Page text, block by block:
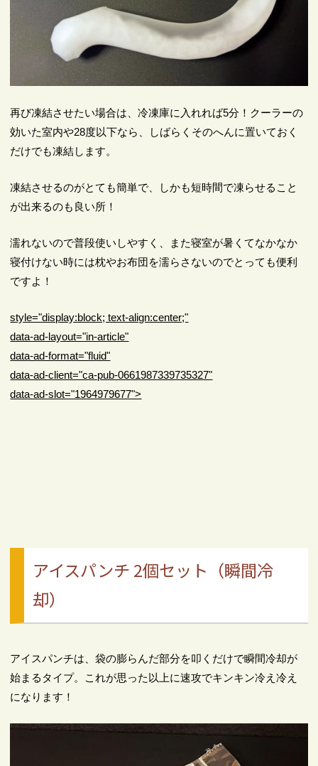
再び凍結させたい場合は、冷凍庫に入れれば5分！クーラーの
効いた室内や28度以下なら、しばらくそのへんに置いておく
だけでも凍結します。
凍結させるのがとても簡単で、しかも短時間で凍らせること
が出来るのも良い所！
濡れないので普段使いしやすく、また寝室が暑くてなかなか
寝付けない時には枕やお布団を濡らさないのでとっても便利
ですよ！
style="display:block; text-align:center;"
data-ad-layout="in-article"
data-ad-format="fluid"
data-ad-client="ca-pub-0661987339735327"
data-ad-slot="1964979677">
アイスパンチ 2個セット（瞬間冷
却）
アイスパンチは、袋の膨らんだ部分を叩くだけで瞬間冷却が
始まるタイプ。これが思った以上に速攻でキンキン冷え冷え
になります！